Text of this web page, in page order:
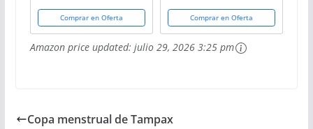
sangre en la diabetes
Comprar en Oferta Comprar en Oferta
Amazon price updated: julio 29, 2026 3:25 pm
Copa menstrual de Tampax